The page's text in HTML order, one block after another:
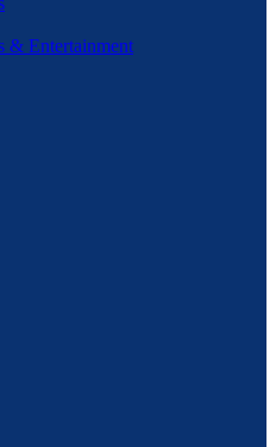
& Entertainment